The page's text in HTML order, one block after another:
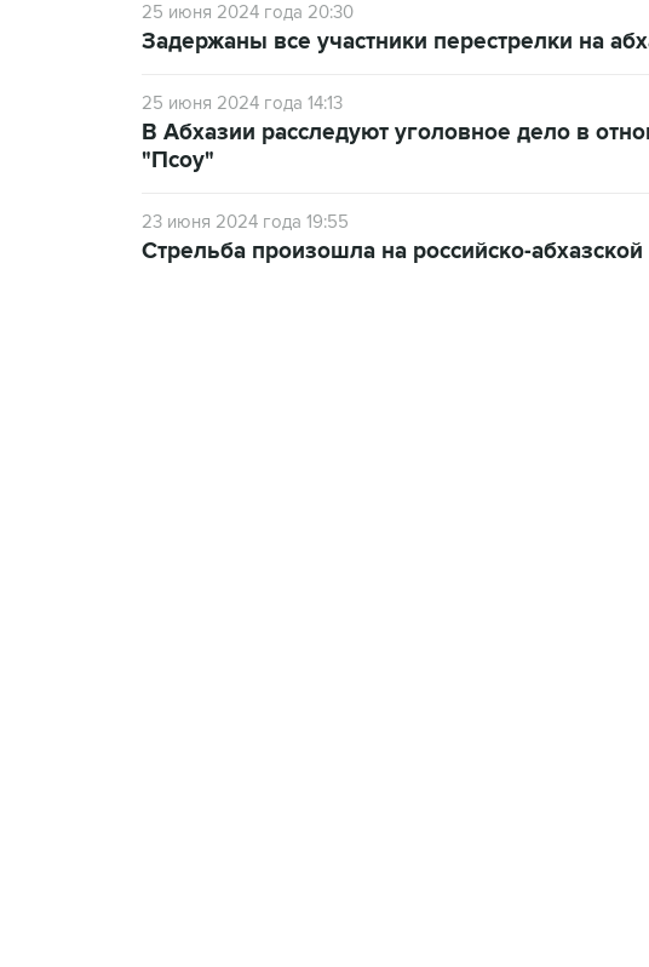
25 июня 2024 года 20:30
Задержаны все участники перестрелки на
25 июня 2024 года 14:13
В Абхазии расследуют уголовное дело в
"Псоу"
23 июня 2024 года 19:55
Стрельба произошла на российско-